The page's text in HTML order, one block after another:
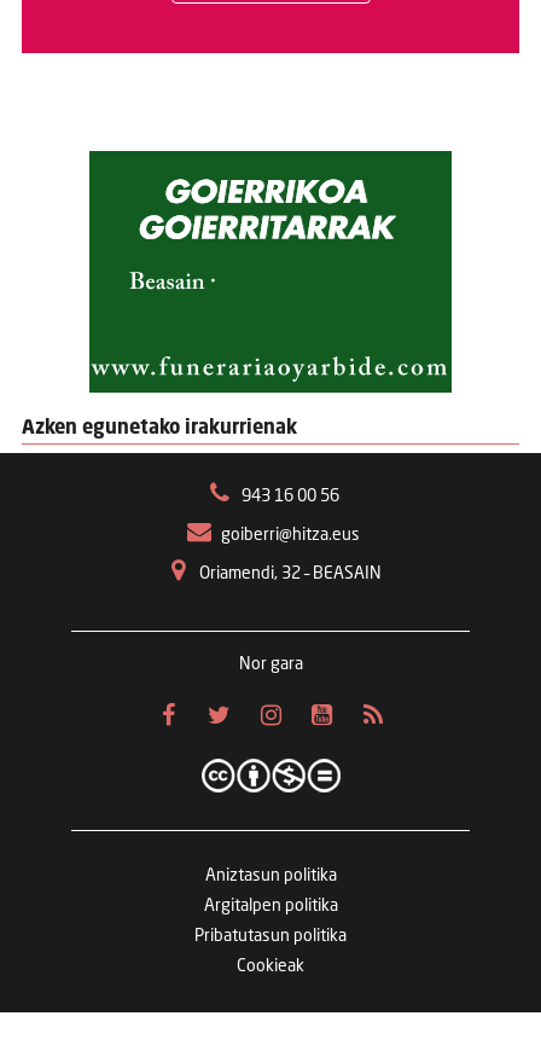
Azken egunetako irakurrienak
943 16 00 56
goiberri@hitza.eus
Oriamendi, 32 – BEASAIN
Nor gara
Aniztasun politika
Argitalpen politika
Pribatutasun politika
Cookieak